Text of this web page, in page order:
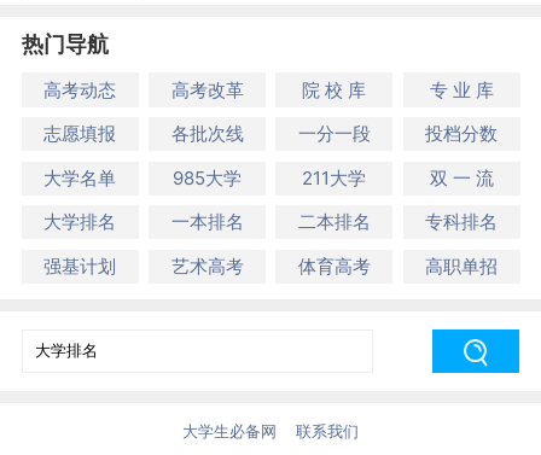
热门导航
高考动态 高考改革 院 校 库
专 业 库
志愿填报
各批次线 一分一段
投档分数
大学名单
985大学 211大学
双 一 流
大学排名
一本排名 二本排名
专科排名
强基计划
艺术高考 体育高考 高职单招
大学生必备网 联系我们